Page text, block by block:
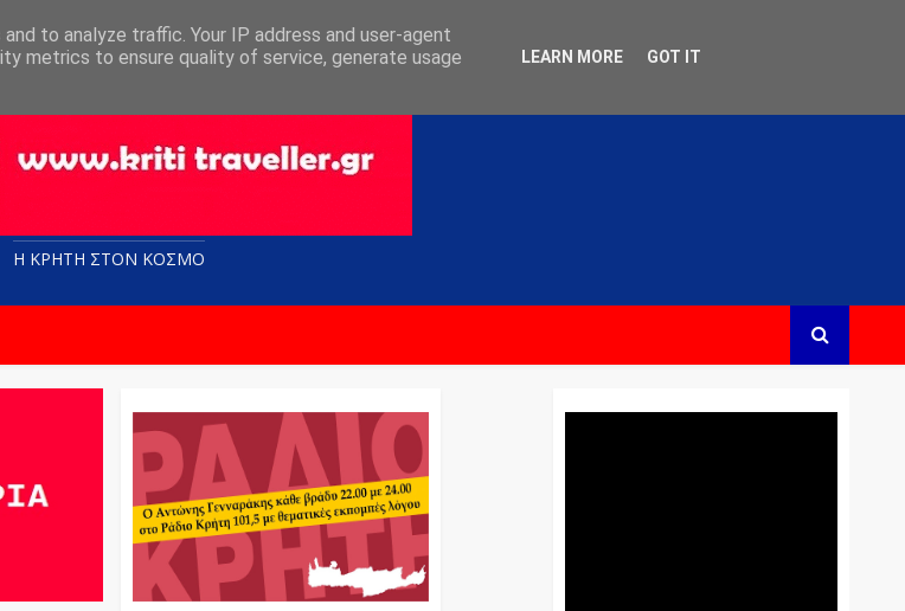
Η ΚΡΗΤΗ ΣΤΟN KOΣΜΟ
to analyze traffic. Your IP address and user-agent
metrics to ensure quality of service, generate usage
LEARN MORE GOT IT